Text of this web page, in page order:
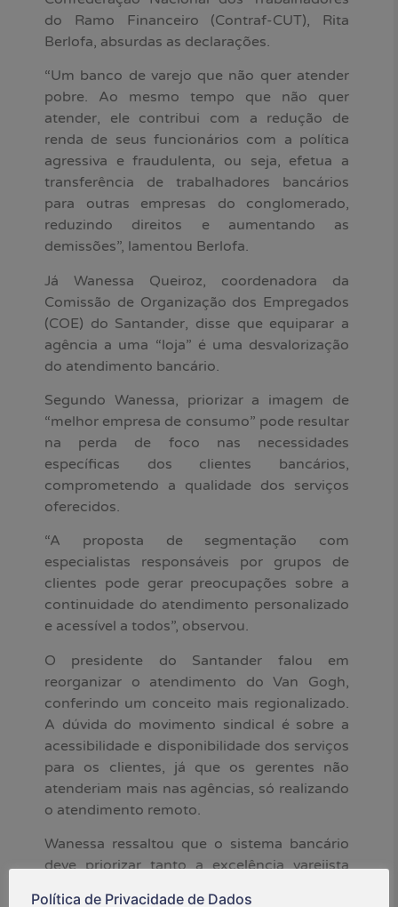
do Ramo Financeiro (Contraf-CUT), Rita
Berlofa, absurdas as declarações.
“Um banco de varejo que não quer atender
pobre. Ao mesmo tempo que não quer
atender, ele contribui com a redução de
renda de seus funcionários com a política
agressiva e fraudulenta, ou seja, efetua a
transferência de trabalhadores bancários
para outras empresas do conglomerado,
reduzindo direitos e aumentando as
demissões”, lamentou Berlofa.
Já Wanessa Queiroz, coordenadora da
Comissão de Organização dos Empregados
(COE) do Santander, disse que equiparar a
agência a uma “loja” é uma desvalorização
do atendimento bancário.
Segundo Wanessa, priorizar a imagem de
“melhor empresa de consumo” pode resultar
na perda de foco nas necessidades
específicas dos clientes bancários,
comprometendo a qualidade dos serviços
oferecidos.
“A proposta de segmentação com
especialistas responsáveis por grupos de
clientes pode gerar preocupações sobre a
continuidade do atendimento personalizado
e acessível a todos”, observou.
O presidente do Santander falou em
reorganizar o atendimento do Van Gogh,
conferindo um conceito mais regionalizado.
A dúvida do movimento sindical é sobre a
acessibilidade e disponibilidade dos serviços
para os clientes, já que os gerentes não
atenderiam mais nas agências, só realizando
o atendimento remoto.
Wanessa ressaltou que o sistema bancário
deve priorizar tanto a excelência varejista
Política de Privacidade de Dados